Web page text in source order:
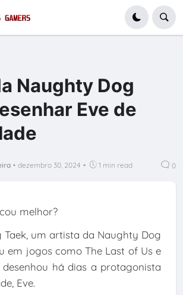
Naughty Dog
Eve de
• dezembro 30, 2024 • 1 min read 0
melhor?
Taek, um artista da Naughty Dog
em jogos como The Last of Us e
desenhou há dias a protagonista
Eve.